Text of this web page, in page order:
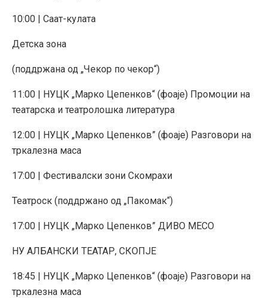
10:00 | Саат-кулата
Детска зона
(поддржана од „Чекор по чекор“)
11:00 | НУЦК „Марко Цепенков“ (фоаје) Промоции на
театарска и театролошка литература
12:00 | НУЦК „Марко Цепенков” (фоаје) Разговори на
тркалезна маса
17:00 | Фестивалски зони Скомрахи
Театроск (поддржано од „Пакомак“)
17:00 | НУЦК „Марко Цепенков” ДИВО МЕСО
НУ АЛБАНСКИ ТЕАТАР, СКОПЈЕ
18:45 | НУЦК „Марко Цепенков“ (фоаје) Разговори на
тркалезна маса